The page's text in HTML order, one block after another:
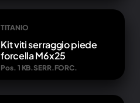
TITANIO
Kit viti serraggio piede
forcella M6x25
Pos. 1 KB.SERR.FORC.